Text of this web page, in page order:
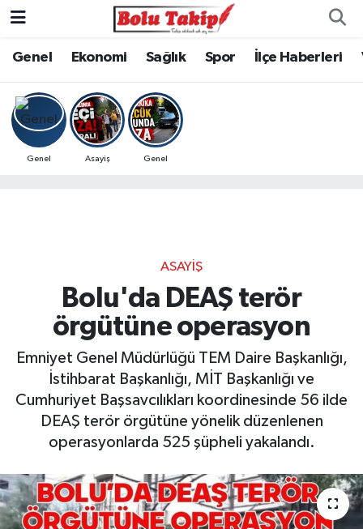
Genel Ekonomi Sağlık Spor İlçe Haberleri
Genel Asayiş Genel
ASAYIŞ
Bolu'da DEAŞ terör
örgütüne operasyon
Emniyet Genel Müdürlüğü TEM Daire Başkanlığı,
İstihbarat Başkanlığı, MİT Başkanlığı ve
Cumhuriyet Başsavcılıkları koordinesinde 56 ilde
DEAŞ terör örgütüne yönelik düzenlenen
operasyonlarda 525 şüpheli yakalandı.